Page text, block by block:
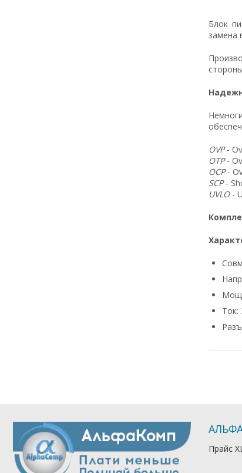
Блок
замена
OVP-
OTP-
OCP-
SCP-
UVLO-
Ток:
Прайс